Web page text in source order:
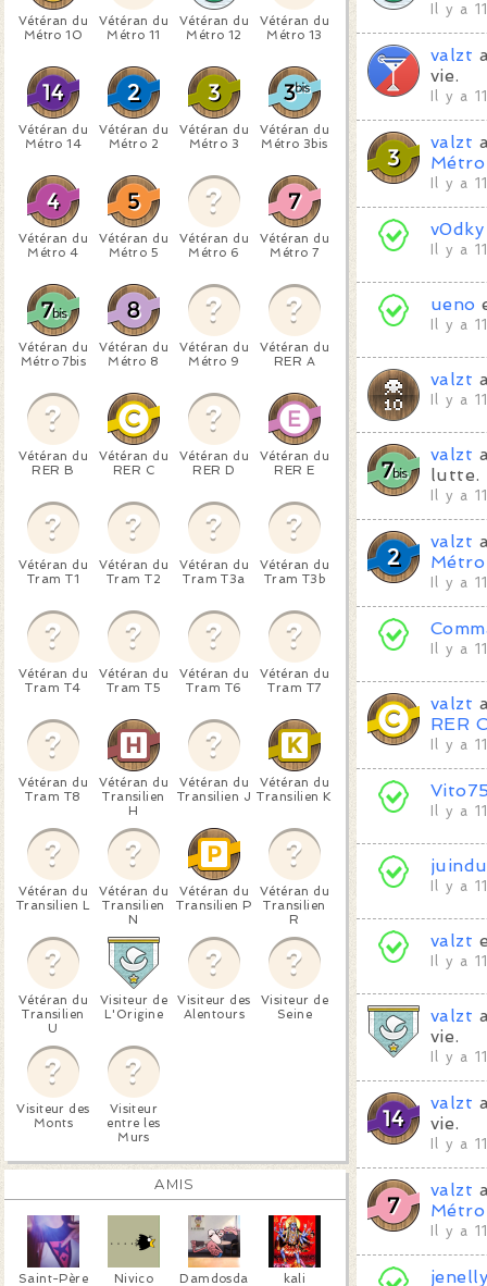
Vétéran du
Métro 10
Vétéran du
Métro 11
Vétéran du
Métro 12
Vétéran du
Métro 13
Vétéran du
Métro 14
Vétéran du
Métro 2
Vétéran du
Métro 3
Vétéran du
Métro 3bis
Vétéran du
Métro 4
Vétéran du
Métro 5
Vétéran du
Métro 6
Vétéran du
Métro 7
Vétéran du
Métro 7bis
Vétéran du
Métro 8
Vétéran du
Métro 9
Vétéran du
RER A
Vétéran du
RER B
Vétéran du
RER C
Vétéran du
RER D
Vétéran du
RER E
Vétéran du
Tram T1
Vétéran du
Tram T2
Vétéran du
Tram T3a
Vétéran du
Tram T3b
Vétéran du
Tram T4
Vétéran du
Tram T5
Vétéran du
Tram T6
Vétéran du
Tram T7
Vétéran du
Tram T8
Vétéran du
Transilien
H
Vétéran du
Transilien J
Vétéran du
Transilien K
Vétéran du
Transilien L
Vétéran du
Transilien
N
Vétéran du
Transilien P
Vétéran du
Transilien
R
Vétéran du
Transilien
U
Visiteur de
L'Origine
Visiteur des
Alentours
Visiteur de
Seine
Visiteur des
Monts
Visiteur
entre les
Murs
AMIS
Saint-Père Nivico Damdosda kali
Il y a
valzt
vie.
Il y a
valzt
Il y a
v0dky
Il y a
ueno
Il y a
valzt
Il y a
valzt
lutte.
Il y a
valzt
Il y a
Il y a
valzt
RER
Il y a
Il y a
Il y a
valzt
Il y a
valzt
vie.
Il y a
valzt
vie.
Il y a
valzt
Il y a